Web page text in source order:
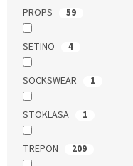
PROPS 59
SETINO 4
SOCKSWEAR 1
STOKLASA 1
TREPON 209